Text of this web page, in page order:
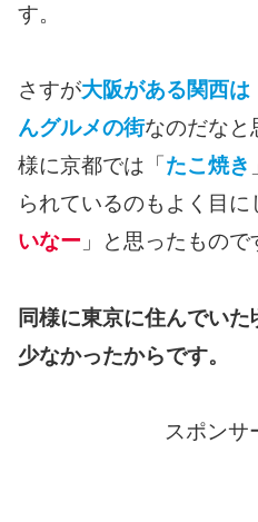
す。
さすが大阪がある関西は
んグルメの街なのだなと
様に京都では「 たこ焼き
られているのもよく目に
いなー 」と思ったもので
同様に東京に住んでい
少なかったからです。
スポンサ